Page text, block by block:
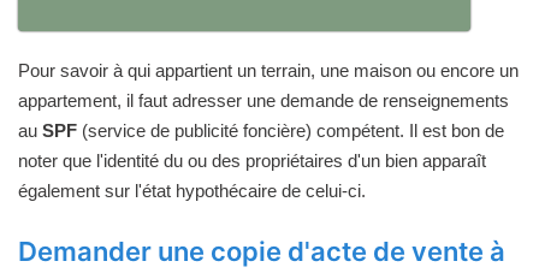
Pour savoir à qui appartient un terrain, une maison ou encore un
appartement, il faut adresser une demande de renseignements
au SPF (service de publicité foncière) compétent. Il est bon de
noter que l'identité du ou des propriétaires d'un bien apparaît
également sur l'état hypothécaire de celui-ci.
Demander une copie d'acte de vente à